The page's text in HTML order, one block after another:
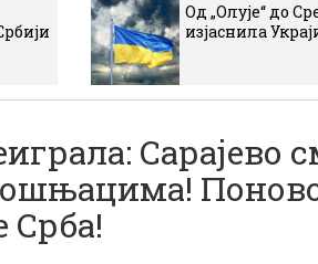
Од „Олује“ до
изјаснила
Сарајево
Срба!